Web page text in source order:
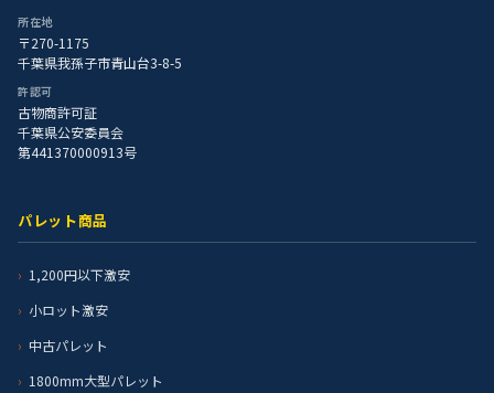
所在地
〒270-1175
千葉県我孫子市青山台3-8-5
許認可
古物商許可証
千葉県公安委員会
第441370000913号
パレット商品
1,200円以下激安
小ロット激安
中古パレット
1800mm大型パレット